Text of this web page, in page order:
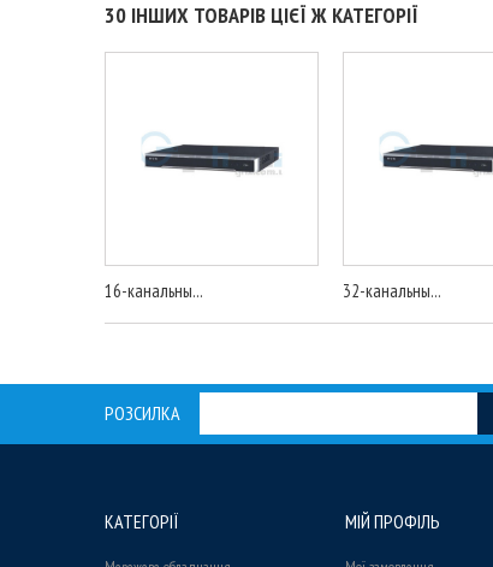
30 ІНШИХ ТОВАРІВ ЦІЄЇ Ж КАТЕГОРІЇ
16-канальны... 32-канальны...
РОЗСИЛКА
КАТЕГОРІЇ МІЙ ПРОФІЛЬ